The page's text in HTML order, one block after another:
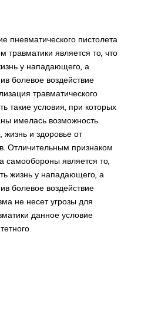
травматики является то, что
у нападающего, а
болевое воздействие
травматического
такие условия, при которых
имелась возможность
жизнь и здоровье от
Отличительным признаком
самообороны является то,
жизнь у нападающего, а
болевое воздействие
не несет угрозы для
данное условие